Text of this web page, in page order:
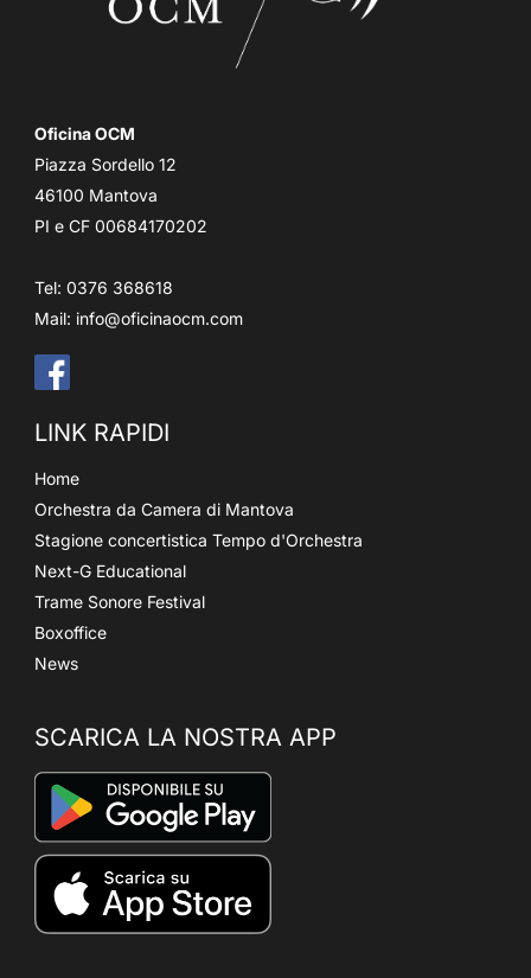
Oficina OCM
Piazza Sordello 12
46100 Mantova
PI e CF 00684170202
Tel: 0376 368618
Mail: info@oficinaocm.com
LINK RAPIDI
Home
Orchestra da Camera di Mantova
Stagione concertistica Tempo d'Orchestra
Next-G Educational
Trame Sonore Festival
Boxoffice
News
SCARICA LA NOSTRA APP